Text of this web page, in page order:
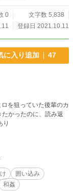
0
文字数 5,838
登録日 2021.10.11
に入り追加 47
を狙っていた後輩のカ
ラあり
囲い込み
和姦